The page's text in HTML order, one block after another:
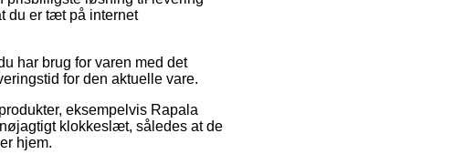
du er tæt på internet
har brug for varen med det
for den aktuelle vare.
eksempelvis Rapala
klokkeslæt, således at de
hjem.